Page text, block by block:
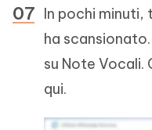
In pochi minuti,
ha
su Note Vocali.
qui.